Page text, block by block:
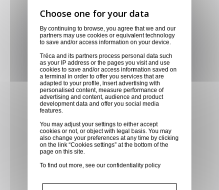
Livraison via GLS
Retirer vos produits
faites vous livrer chez vous ou
dans les points relais de notre
partenaire GLS, partout en
France métropolitaine et en
Europe entre 24h et 48h après
mise à disposition des produits
à notre transporteur.
By continuing to browse, you agree that we and our
partners may use cookies or equivalent technology
to save and/or access information on your device.
Tréca and its partners process personal data such
as your IP address or the pages you visit and use
cookies to save and/or access information saved on
a terminal in order to offer you services that are
adapted to your profile, insert advertising with
personalised content, measure performance of
advertising and content, audience and product
development data and offer you social media
features.
You may adjust your settings to either accept
cookies or not, or object with legal basis. You may
also change your preferences at any time by clicking
on the link “Cookies settings” at the bottom of the
page on this site.
To find out more, see ourconfidentiality policy